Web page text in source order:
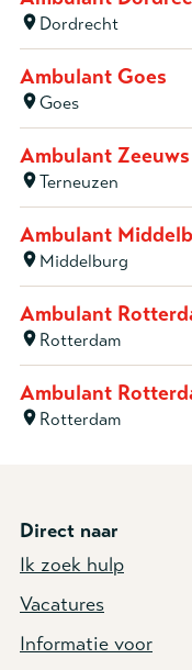
Dordrecht
Ambulant Goes
Goes
Ambulant
Terneuzen
Ambulant
Middelburg
Ambulant
Rotterdam
Ambulant
Rotterdam
Direct naar
Ik zoek hulp
Vacatures
Informatie voor